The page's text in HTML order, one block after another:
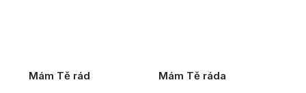
Mám Tě rád Mám Tě ráda